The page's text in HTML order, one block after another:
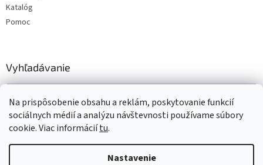
Na prispôsobenie obsahu a reklám, poskytovanie funkcií
sociálnych médií a analýzu návštevnosti používame súbory
cookie. Viac informáciítu.
Nastavenie
Katalóg
Pomoc
Vyhľadávanie
HĽADAŤ